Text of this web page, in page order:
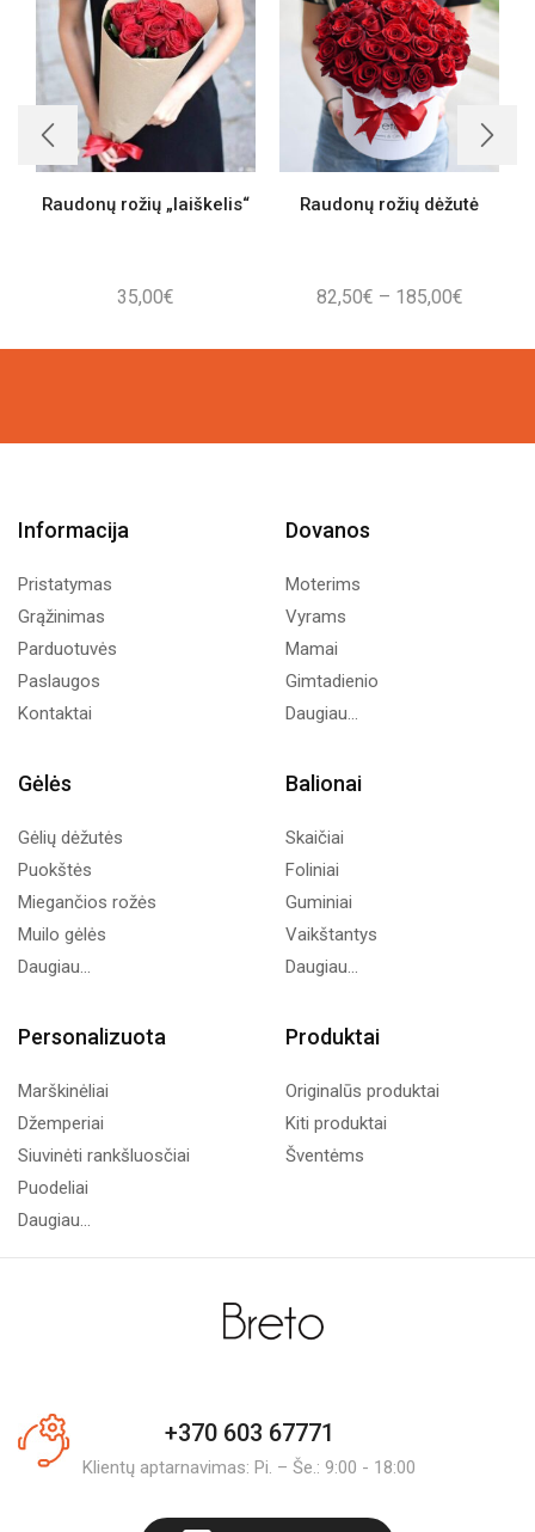
Raudonų rožių „laiškelis“
35,00€
Raudonų rožių dėžutė
82,50€ – 185,00€Price
82,50€
Informacija
Pristatymas
Grąžinimas
Parduotuvės
Paslaugos
Kontaktai
Dovanos
Moterims
Vyrams
Mamai
Gimtadienio
Daugiau...
Gėlės
Gėlių dėžutės
Puokštės
Miegančios rožės
Muilo gėlės
Daugiau...
Balionai
Skaičiai
Foliniai
Guminiai
Vaikštantys
Daugiau...
Personalizuota
Marškinėliai
Džemperiai
Siuvinėti rankšluosčiai
Puodeliai
Daugiau...
Produktai
Originalūs produktai
Kiti produktai
Šventėms
+370 603 67771
Klientų aptarnavimas: Pi. – Še.: 9:00 - 18:00